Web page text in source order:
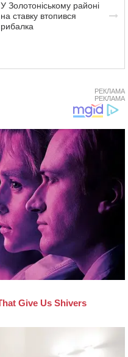
У Золотоніському районі
на ставку втопився
рибалка
РЕКЛАМА
РЕКЛАМА